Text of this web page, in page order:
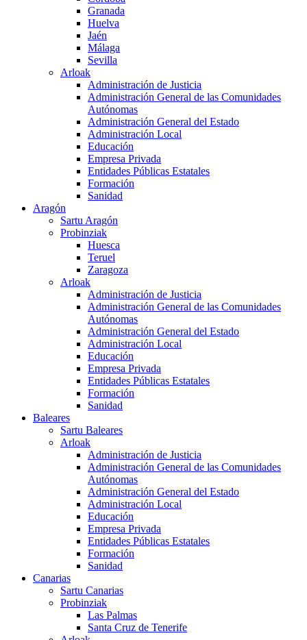
Granada
Huelva
Jaén
Málaga
Sevilla
Arloak
Administración de Justicia
Administración General de las Comunidades
Autónomas
Administración General del Estado
Administración Local
Educación
Empresa Privada
Entidades Públicas Estatales
Formación
Sanidad
Aragón
Sartu Aragón
Probinziak
Huesca
Teruel
Zaragoza
Arloak
Administración de Justicia
Administración General de las Comunidades
Autónomas
Administración General del Estado
Administración Local
Educación
Empresa Privada
Entidades Públicas Estatales
Formación
Sanidad
Baleares
Sartu Baleares
Arloak
Administración de Justicia
Administración General de las Comunidades
Autónomas
Administración General del Estado
Administración Local
Educación
Empresa Privada
Entidades Públicas Estatales
Formación
Sanidad
Canarias
Sartu Canarias
Probinziak
Las Palmas
Santa Cruz de Tenerife